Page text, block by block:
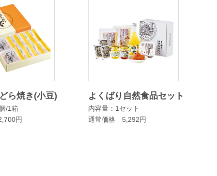
ら焼き(小豆)
/1箱
円
よくばり自然食品セット
内容量：1セット
通常価格 5,292円